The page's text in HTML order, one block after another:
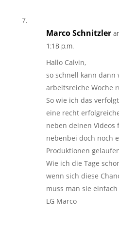
Marco Schnitzler
1:18 p.m.
Hallo Calvin,
so schnell kann dann
arbeitsreiche Woche
So wie ich das
eine recht
neben deinen Videos
nebenbei doch noch
Produktionen
Wie ich die Tage
wenn sich diese
muss man sie
LG Marco